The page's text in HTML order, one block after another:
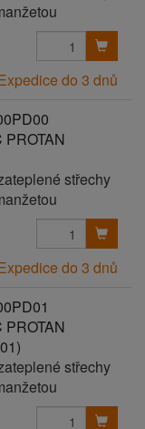
do 3 dnů
střechy
do 3 dnů
střechy